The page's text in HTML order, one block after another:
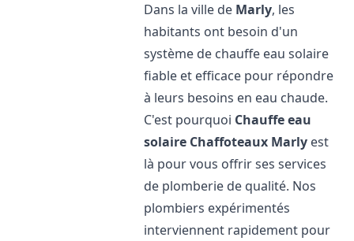
Dans la ville de Marly, les
habitants ont besoin d'un
système de chauffe eau solaire
fiable et efficace pour répondre
à leurs besoins en eau chaude.
C'est pourquoi Chauffe eau
solaire Chaffoteaux Marly est
là pour vous offrir ses services
de plomberie de qualité. Nos
plombiers expérimentés
interviennent rapidement pour